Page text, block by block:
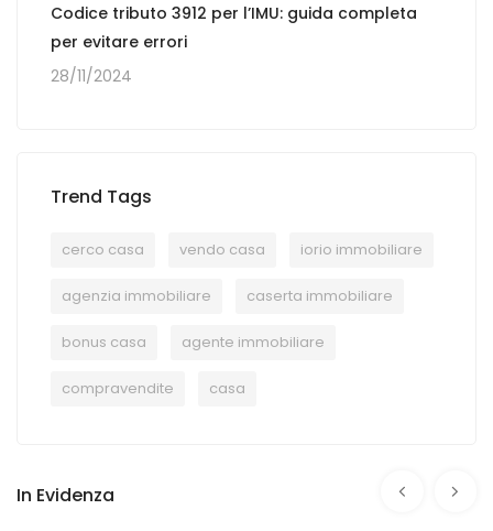
Codice tributo 3912 per l’IMU: guida completa
per evitare errori
28/11/2024
Trend Tags
cerco casa vendo casa iorio immobiliare
agenzia immobiliare caserta immobiliare
bonus casa agente immobiliare
compravendite casa
In Evidenza